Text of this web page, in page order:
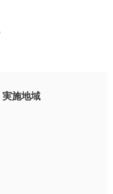
施地域